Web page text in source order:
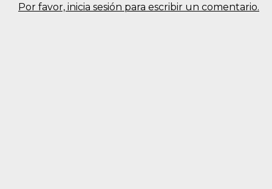
Por favor, inicia sesión para escribir un comentario.